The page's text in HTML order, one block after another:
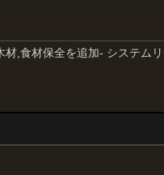
,食材保全を追加- システム